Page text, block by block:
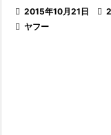
 2015年10月21日 
 ヤフー